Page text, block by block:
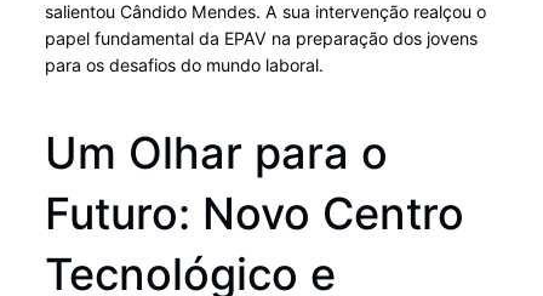
salientou Cândido Mendes. A sua intervenção realçou o
papel fundamental da EPAV na preparação dos jovens
para os desafios do mundo laboral.
Um Olhar para o
Futuro: Novo Centro
Tecnológico e